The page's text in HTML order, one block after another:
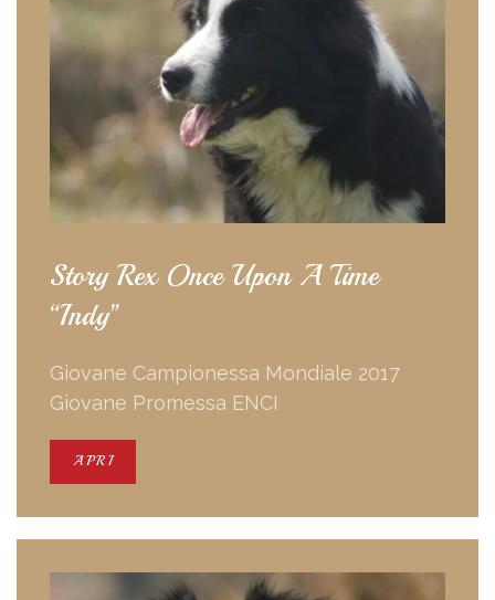
Story Rex Once Upon A Time
“Indy”
Giovane Campionessa Mondiale 2017
Giovane Promessa ENCI
APRI